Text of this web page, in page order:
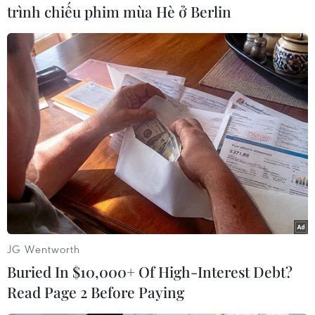
#Bình Dương
#Ngân hàng chính sách xã hội
#Học sinh nghèo
#Vay vốn
Bình Dương
Tp. Hồ Chí Minh
Theo dõi VietnamPlus
TIN CÙNG CHUYÊN MỤC
trình chiếu phim mùa Hè ở Berlin
JG Wentworth
Buried In $10,000+ Of High-Interest Debt?
Read Page 2 Before Paying